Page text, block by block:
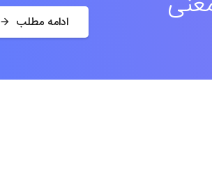
ادامه مطلب arrow_forward